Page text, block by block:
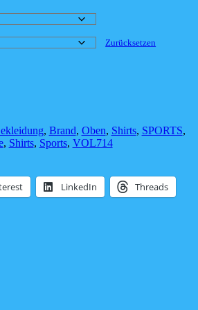
Zurücksetzen
, Brand, Oben, Shirts, SPORTS,
, Shirts, Sports, VOL714
LinkedIn Threads